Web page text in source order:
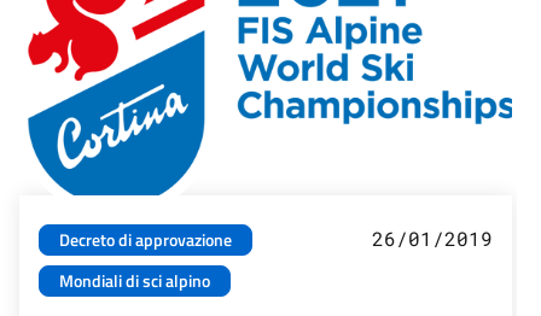
Decreto di approvazione
Mondiali di sci alpino
26/01/2019